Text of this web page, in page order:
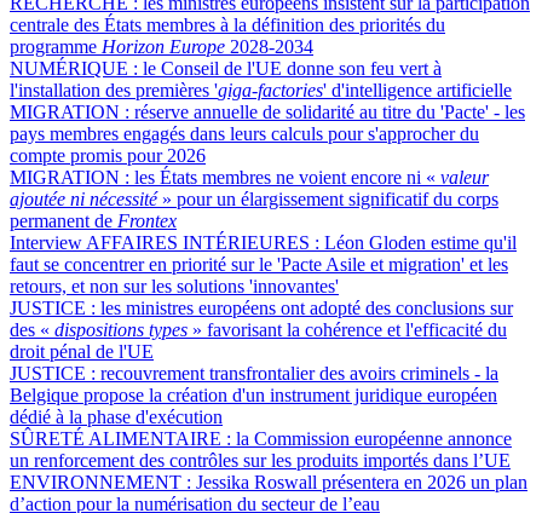
centrale des États membres à la définition des priorités du
programme Horizon Europe 2028-2034
NUMÉRIQUE : le Conseil de l'UE donne son feu vert à
l'installation des premières 'giga-factories' d'intelligence artificielle
MIGRATION : réserve annuelle de solidarité au titre du 'Pacte' - les
pays membres engagés dans leurs calculs pour s'approcher du
compte promis pour 2026
MIGRATION : les États membres ne voient encore ni « valeur
ajoutée ni nécessité » pour un élargissement significatif du corps
permanent de Frontex
Interview AFFAIRES INTÉRIEURES : Léon Gloden estime qu'il
faut se concentrer en priorité sur le 'Pacte Asile et migration' et les
retours, et non sur les solutions 'innovantes'
JUSTICE : les ministres européens ont adopté des conclusions sur
des « dispositions types » favorisant la cohérence et l'efficacité du
droit pénal de l'UE
JUSTICE : recouvrement transfrontalier des avoirs criminels - la
Belgique propose la création d'un instrument juridique européen
dédié à la phase d'exécution
SÛRETÉ ALIMENTAIRE : la Commission européenne annonce
un renforcement des contrôles sur les produits importés dans l’UE
ENVIRONNEMENT : Jessika Roswall présentera en 2026 un plan
d’action pour la numérisation du secteur de l’eau